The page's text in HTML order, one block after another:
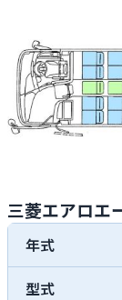
三菱エアロエ
年式
型式